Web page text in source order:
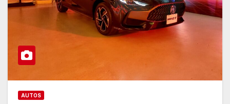
AUTOS